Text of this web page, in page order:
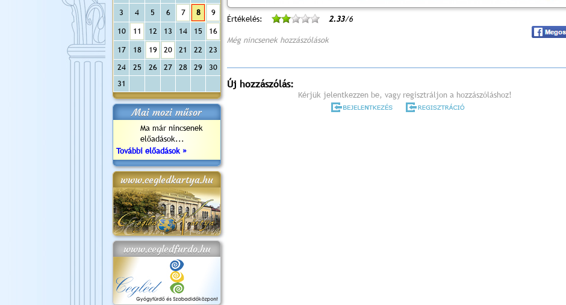
3
4 5 6 7 8 9
10 11 12 13 14 15 16
17 18 19 20 21 22
23
24
25 26 27 28 29
30
31
Mai mozi műsor
Ma már nincsenek
előadások...
További előadások »
www.cegledkartya.hu
www.cegledfurdo.hu
Értékelés: 2.33/6
Még nincsenek hozzászólások
Új hozzászólás:
Kérjük jelentkezzen be, vagy regisztráljon a hozzászóláshoz!